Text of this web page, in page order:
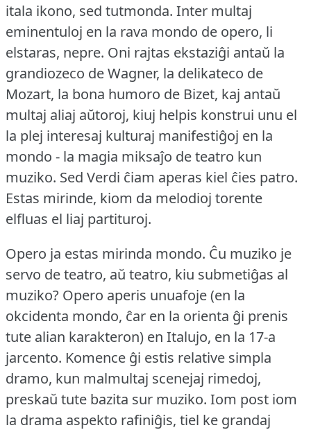
itala ikono, sed tutmonda. Inter multaj
eminentuloj en la rava mondo de opero, li
elstaras, nepre. Oni rajtas ekstaziĝi antaŭ la
grandiozeco de Wagner, la delikateco de
Mozart, la bona humoro de Bizet, kaj antaŭ
multaj aliaj aŭtoroj, kiuj helpis konstrui unu el
la plej interesaj kulturaj manifestiĝoj en la
mondo - la magia miksaĵo de teatro kun
muziko. Sed Verdi ĉiam aperas kiel ĉies patro.
Estas mirinde, kiom da melodioj torente
elfluas el liaj partituroj.
Opero ja estas mirinda mondo. Ĉu muziko je
servo de teatro, aŭ teatro, kiu submetiĝas al
muziko? Opero aperis unuafoje (en la
okcidenta mondo, ĉar en la orienta ĝi prenis
tute alian karakteron) en Italujo, en la 17-a
jarcento. Komence ĝi estis relative simpla
dramo, kun malmultaj scenejaj rimedoj,
preskaŭ tute bazita sur muziko. Iom post iom
la drama aspekto rafiniĝis, tiel ke grandaj